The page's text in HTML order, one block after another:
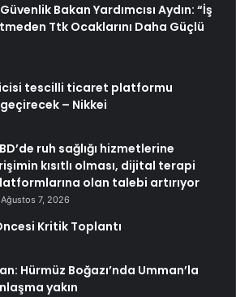
Bakan Yardımcısı Aydın: “İş
Ttk Ocaklarını Daha Güçlü
tescilli ticaret platformu
– Nikkei
ruh sağlığı hizmetlerine
kısıtlı olması, dijital terapi
olan talebi artırıyor
Ağustos 7, 2026
Kritik Toplantı
Hürmüz Boğazı’nda Umman’la
yakın